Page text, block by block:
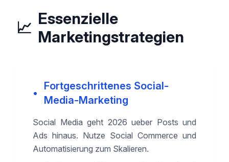
📈 Essenzielle
Marketingstrategien
•
Fortgeschrittenes Social-
Media-Marketing
Social Media geht 2026 ueber Posts und
Ads hinaus. Nutze Social Commerce und
Automatisierung zum Skalieren.